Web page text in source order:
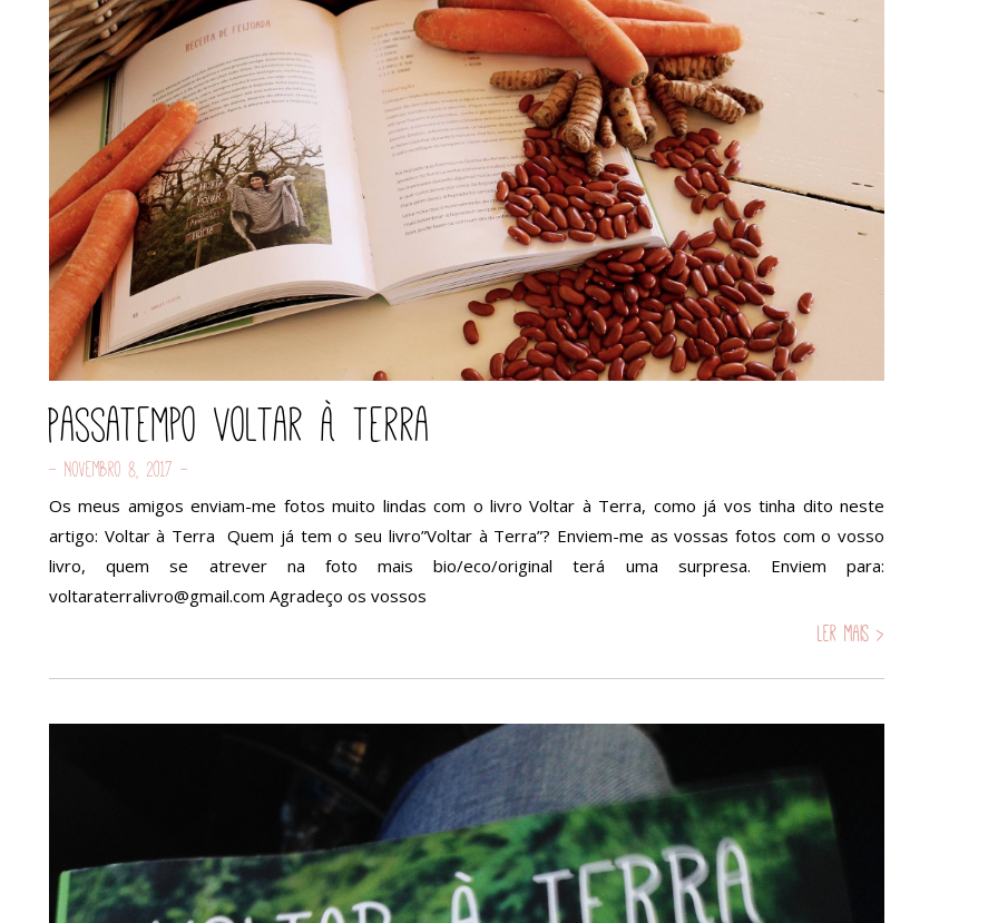
Passatempo Voltar à Terra
- Novembro 8, 2017 -
Os meus amigos enviam-me fotos muito lindas com o livro Voltar à Terra, como já vos tinha dito neste
artigo: Voltar à Terra Quem já tem o seu livro”Voltar à Terra”? Enviem-me as vossas fotos com o vosso
livro, quem se atrever na foto mais bio/eco/original terá uma surpresa. Enviem para:
voltaraterralivro@gmail.com Agradeço os vossos
Ler mais >